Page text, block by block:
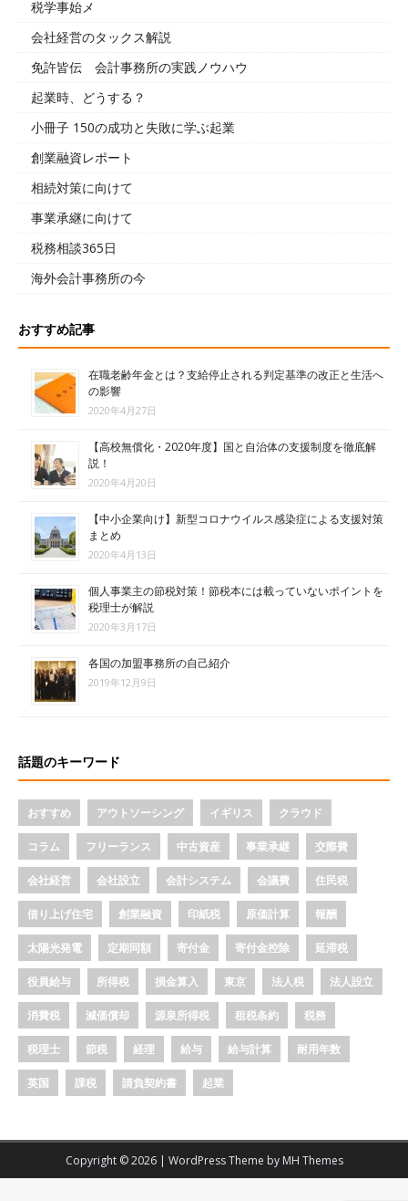
税学事始メ
会社経営のタックス解説
免許皆伝 会計事務所の実践ノウハウ
起業時、どうする？
小冊子 150の成功と失敗に学ぶ起業
創業融資レポート
相続対策に向けて
事業承継に向けて
税務相談365日
海外会計事務所の今
おすすめ記事
在職老齢年金とは？支給停止される判定基準の改正と生活へ
の影響
2020年4月27日
【高校無償化・2020年度】国と自治体の支援制度を徹底解
説！
2020年4月20日
【中小企業向け】新型コロナウイルス感染症による支援対策
まとめ
2020年4月13日
個人事業主の節税対策！節税本には載っていないポイントを
税理士が解説
2020年3月17日
各国の加盟事務所の自己紹介
2019年12月9日
話題のキーワード
おすすめ アウトソーシング イギリス クラウド
コラム フリーランス 中古資産 事業承継 交際費
会社経営 会社設立 会計システム 会議費 住民税
借り上げ住宅 創業融資 印紙税 原価計算 報酬
太陽光発電 定期同額 寄付金 寄付金控除 延滞税
役員給与 所得税 損金算入 東京 法人税 法人設立
消費税 減価償却 源泉所得税 租税条約 税務
税理士 節税 経理 給与 給与計算 耐用年数
英国 課税 請負契約書 起業
Copyright © 2026 | WordPress Theme by MH Themes